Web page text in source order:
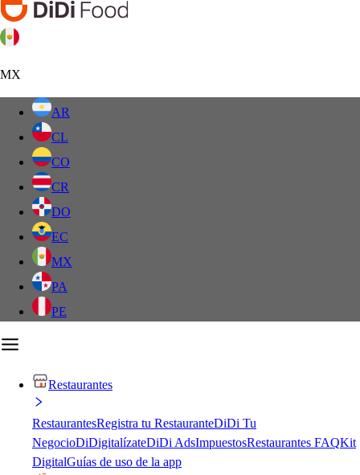
MX
AR
CL
CO
CR
DO
EC
MX
PA
PE
Restaurantes
RestaurantesRegistra tu RestauranteDiDi Tu
NegocioDiDigitalízateDiDi AdsImpuestosRestaurantes FAQKit
DigitalGuías de uso de la app